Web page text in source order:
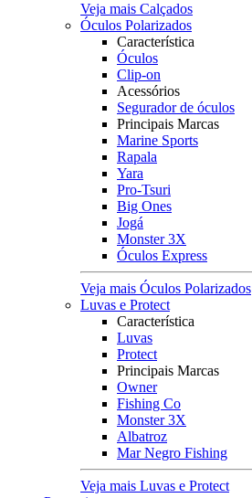
Veja mais Calçados
Óculos Polarizados
Característica
Óculos
Clip-on
Acessórios
Segurador de óculos
Principais Marcas
Marine Sports
Rapala
Yara
Pro-Tsuri
Big Ones
Jogá
Monster 3X
Óculos Express
Veja mais Óculos Polarizados
Luvas e Protect
Característica
Luvas
Protect
Principais Marcas
Owner
Fishing Co
Monster 3X
Albatroz
Mar Negro Fishing
Veja mais Luvas e Protect